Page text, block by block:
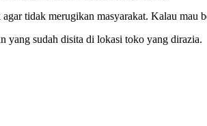
tidak merugikan masyarakat. Kalau mau
yang sudah disita di lokasi toko yang dirazia.